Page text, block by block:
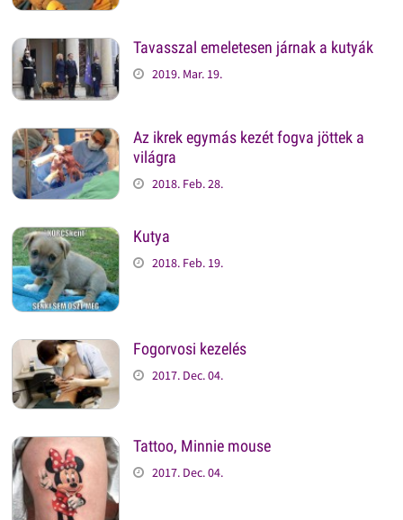
Tavasszal emeletesen járnak a kutyák
2019. Mar. 19.
Az ikrek egymás kezét fogva jöttek a
világra
2018. Feb. 28.
Kutya
2018. Feb. 19.
Fogorvosi kezelés
2017. Dec. 04.
Tattoo, Minnie mouse
2017. Dec. 04.